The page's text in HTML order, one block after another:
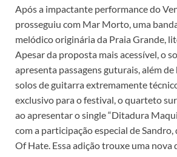
Após a impactante performance do
prosseguiu com Mar Morto, uma
melódico originária da Praia Grande,
Apesar da proposta mais acessível, o
apresenta passagens guturais, além
solos de guitarra extremamente
exclusivo para o festival, o quarteto
ao apresentar o single “Ditadura
com a participação especial de
Of Hate. Essa adição trouxe uma nova